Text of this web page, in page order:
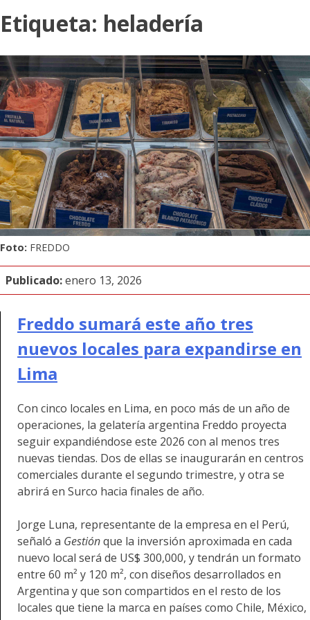
Etiqueta: heladería
Foto: FREDDO
Publicado:enero 13, 2026
Freddo sumará este año tres
nuevos locales para expandirse en
Lima
Con cinco locales en Lima, en poco más de un año de
operaciones, la gelatería argentina Freddo proyecta
seguir expandiéndose este 2026 con al menos tres
nuevas tiendas. Dos de ellas se inaugurarán en centros
comerciales durante el segundo trimestre, y otra se
abrirá en Surco hacia finales de año.
Jorge Luna, representante de la empresa en el Perú,
señaló a Gestiónque la inversión aproximada en cada
nuevo local será de US$ 300,000, y tendrán un formato
entre 60 m² y 120 m², con diseños desarrollados en
Argentina y que son compartidos en el resto de los
locales que tiene la marca en países como Chile, México,